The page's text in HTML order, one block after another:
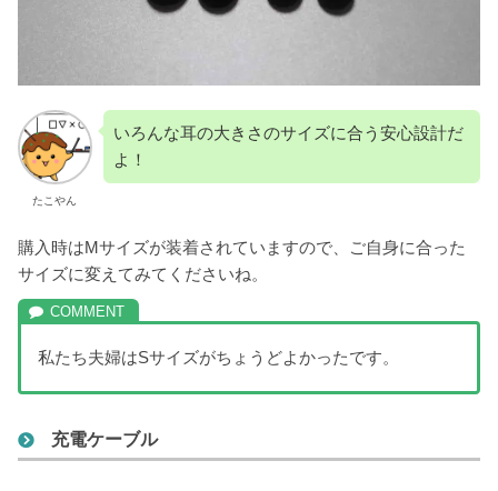
たこやん
いろんな耳の大きさのサイズに合う安心設計だ
よ！
購入時はMサイズが装着されていますので、ご自身に合った
サイズに変えてみてくださいね。
私たち夫婦はSサイズがちょうどよかったです。
充電ケーブル